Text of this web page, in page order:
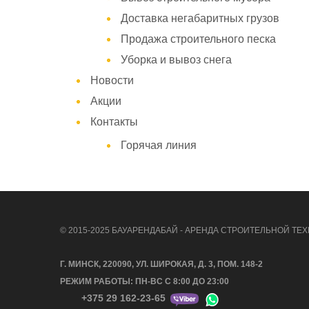
Доставка негабаритных грузов
Продажа строительного песка
Уборка и вывоз снега
Новости
Акции
Контакты
Горячая линия
© 2015-2025 БАУАРЕНДАБАЙ - АРЕНДА СТРОИТЕЛЬНОЙ
Г. МИНСК, 220090, УЛ. ШИРОКАЯ, Д. 3, ПОМ. 148-2
РЕЖИМ РАБОТЫ: ПН-ВС С 8:00 ДО 23:00
+375 29 162-23-65